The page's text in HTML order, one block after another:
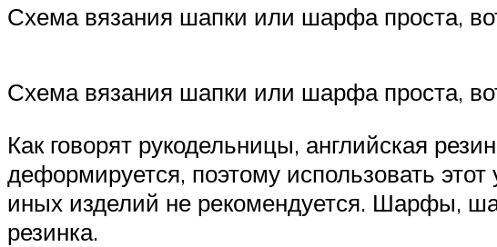
Схема вязания шапки или шарфа проста,
Схема вязания шапки или шарфа проста,
Как говорят рукодельницы, английская
деформируется, поэтому использовать
иных изделий не рекомендуется. Шарфы,
резинка.